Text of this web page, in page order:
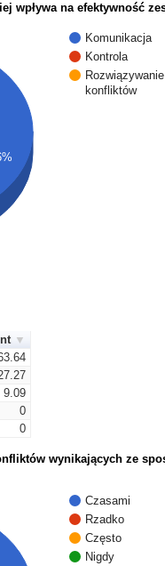
wpływa na efektywność
Komunikacja
Kontrola
Rozwiązywanie
konfliktów
9.09
0
0
wynikających ze
Czasami
Rzadko
Często
Nigdy